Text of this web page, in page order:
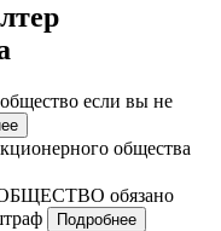
если вы не
общества
обязано
Подробнее